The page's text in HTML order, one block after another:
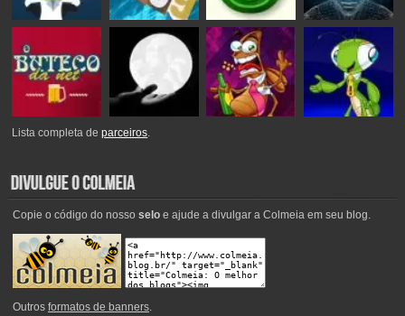
Lista completa deparceiros.
Copie o código do nosso seloe ajude a divulgar a Colmeia em seu blog.
Outros formatos de banners.